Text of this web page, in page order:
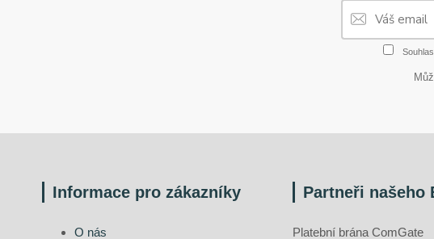
Informace pro zákazníky
O nás
Partneři našeho
Platební brána ComGate